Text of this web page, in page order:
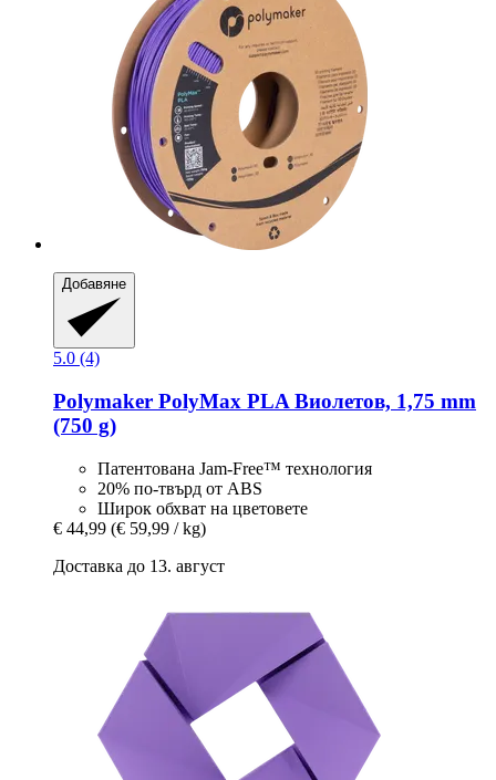
Добавяне
5.0 (4)
Polymaker PolyMax PLA Виолетов, 1,75 mm
(750 g)
Патентована Jam-Free™ технология
20% по-твърд от ABS
Широк обхват на цветовете
€ 44,99 (€ 59,99 / kg)
Доставка до 13. август